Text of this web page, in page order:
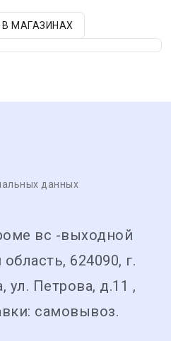
МАГАЗИНАХ
данных
вс -выходной
624090, г.
Петрова, д.11 ,
самовывоз.